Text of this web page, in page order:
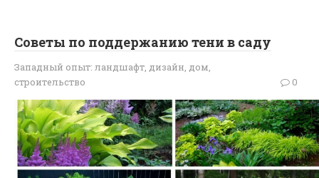
Советы по поддержанию тени в саду
Западный опыт: ландшафт, дизайн, дом,
строительство
0